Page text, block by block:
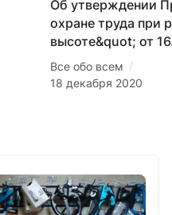
Об утверждении
охране труда при
высоте&quot; от
Все обо всем /
18 декабря 2020